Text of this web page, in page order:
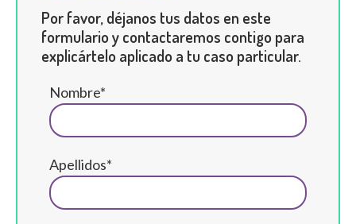
Por favor, déjanos tus datos en este
formulario y contactaremos contigo para
explicártelo aplicado a tu caso particular.
Nombre*
Apellidos*